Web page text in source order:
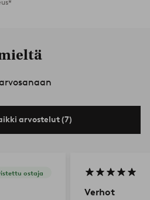
arvostelut (7)
ostaja
Verhot